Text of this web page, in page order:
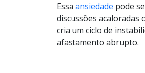
Essa ansiedade pode
discussões acaloradas
cria um ciclo de
afastamento abrupto.